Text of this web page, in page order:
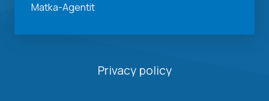
Matka-Agentit
Privacy policy